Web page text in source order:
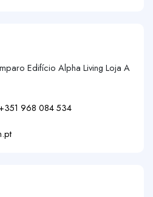
Edifício Alpha Living Loja A
+351 968 084 534